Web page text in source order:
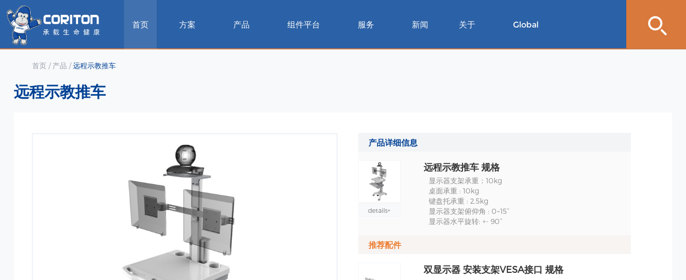
首页 方案 产品 组件平台 服务 新闻 关于 Global
首页/ 产品 /远程示教推车
远程示教推车
产品详细信息
details+
远程示教推车 规格
显示器支架承重：10kg
桌面承重 : 10kg
键盘托承重 : 2.5kg
显示器支架俯仰角 : 0~15°
显示器水平旋转: +- 90°
推荐配件
双显示器 安装支架VESA接口 规格